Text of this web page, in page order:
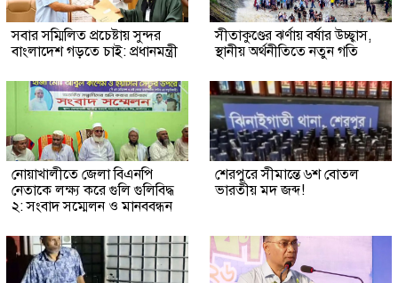
সবার সম্মিলিত প্রচেষ্টায় সুন্দর
বাংলাদেশ গড়তে চাই: প্রধানমন্ত্রী
সীতাকুণ্ডের ঝর্ণায় বর্ষার উচ্ছ্বাস,
স্থানীয় অর্থনীতিতে নতুন গতি
নোয়াখালীতে জেলা বিএনপি
নেতাকে লক্ষ্য করে গুলি গুলিবিদ্ধ
২: সংবাদ সম্মেলন ও মানববন্ধন
শেরপুরে সীমান্তে ৬শ বোতল
ভারতীয় মদ জব্দ!